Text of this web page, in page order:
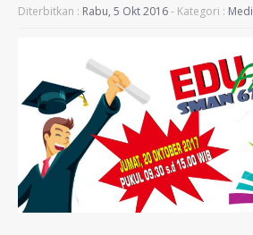
Diterbitkan : Rabu, 5 Okt 2016- Kategori :